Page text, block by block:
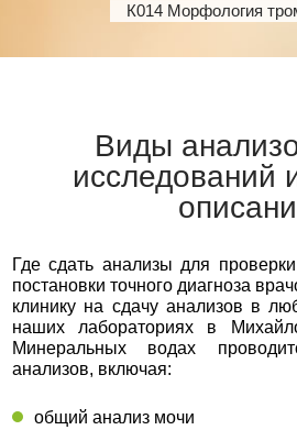
К014 Морфология
Виды
исследований
Где сдать анализы для
постановки точного диагноза
клинику на сдачу анализов в
наших лабораториях в
Минеральных водах
анализов, включая:
общий анализ мочи